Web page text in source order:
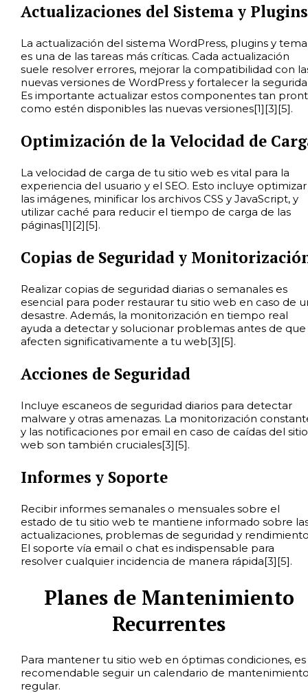
Actualizaciones del Sistema y Plugins
La actualización del sistema WordPress, plugins y
es una de las tareas más críticas. Cada actualización
suele resolver errores, mejorar la compatibilidad con
nuevas versiones de WordPress y fortalecer la
Es importante actualizar estos componentes tan
como estén disponibles las nuevas versiones[1][3][5].
Optimización de la Velocidad de
La velocidad de carga de tu sitio web es vital para la
experiencia del usuario y el SEO. Esto incluye optimizar
las imágenes, minificar los archivos CSS y JavaScript, y
utilizar caché para reducir el tiempo de carga de las
páginas[1][2][5].
Copias de Seguridad y
Realizar copias de seguridad diarias o semanales es
esencial para poder restaurar tu sitio web en caso de
desastre. Además, la monitorización en tiempo real
ayuda a detectar y solucionar problemas antes de que
afecten significativamente a tu web[3][5].
Acciones de Seguridad
Incluye escaneos de seguridad diarios para detectar
malware y otras amenazas. La monitorización
y las notificaciones por email en caso de caídas del sitio
web son también cruciales[3][5].
Informes y Soporte
Recibir informes semanales o mensuales sobre el
estado de tu sitio web te mantiene informado sobre
actualizaciones, problemas de seguridad y
El soporte vía email o chat es indispensable para
resolver cualquier incidencia de manera rápida[3][5].
Planes de Mantenimiento
Recurrentes
Para mantener tu sitio web en óptimas condiciones, es
recomendable seguir un calendario de
regular.